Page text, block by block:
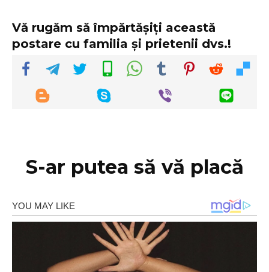
Vă rugăm să împărtășiți această
postare cu familia și prietenii dvs.!
S-ar putea să vă placă